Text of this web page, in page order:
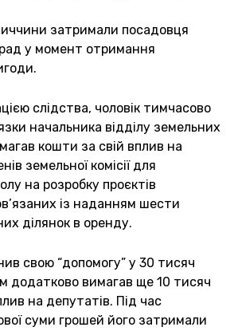
затримали посадовця
рад у момент отримання
слідства, чоловік тимчасово
начальника відділу земельних
кошти за свій вплив на
земельної комісії для
на розробку проєктів
із наданням шести
ділянок в оренду.
свою “допомогу” у 30 тисяч
додатково вимагав ще 10 тисяч
на депутатів. Під час
суми грошей його затримали